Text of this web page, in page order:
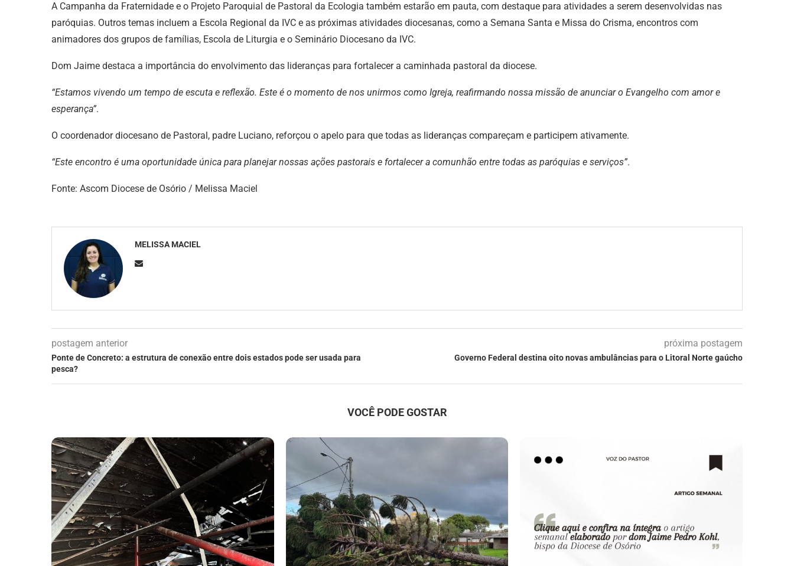
A Campanha da Fraternidade e o Projeto Paroquial de Pastoral da Ecologia também estarão em pauta, com destaque para atividades a serem desenvolvidas nas
paróquias. Outros temas incluem a Escola Regional da IVC e as próximas atividades diocesanas, como a Semana Santa e Missa do Crisma, encontros com
animadores dos grupos de famílias, Escola de Liturgia e o Seminário Diocesano da IVC.
Dom Jaime destaca a importância do envolvimento das lideranças para fortalecer a caminhada pastoral da diocese.
“Estamos vivendo um tempo de escuta e reflexão. Este é o momento de nos unirmos como Igreja, reafirmando nossa missão de anunciar o Evangelho com amor e
esperança”.
O coordenador diocesano de Pastoral, padre Luciano, reforçou o apelo para que todas as lideranças compareçam e participem ativamente.
“Este encontro é uma oportunidade única para planejar nossas ações pastorais e fortalecer a comunhão entre todas as paróquias e serviços”.
Fonte: Ascom Diocese de Osório / Melissa Maciel
MELISSA MACIEL
postagem anterior
Ponte de Concreto: a estrutura de conexão entre dois estados pode ser usada para
pesca?
próxima postagem
Governo Federal destina oito novas ambulâncias para o Litoral Norte gaúcho
VOCÊ PODE GOSTAR